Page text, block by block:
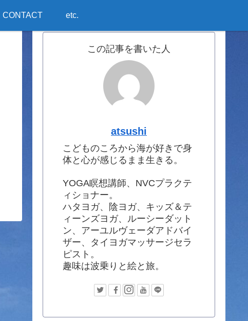
CONTACT etc.
この記事を書いた人
atsushi
こどものころから海が好きで身
体と心が感じるまま生きる。
YOGA瞑想講師、NVCプラクテ
ィショナー。
ハタヨガ、陰ヨガ、キッズ＆テ
ィーンズヨガ、ルーシーダット
ン、アーユルヴェーダアドバイ
ザー、タイヨガマッサージセラ
ピスト。
趣味は波乗りと絵と旅。